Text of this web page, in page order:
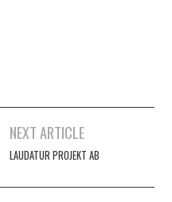
NEXT ARTICLE
LAUDATUR PROJEKT AB